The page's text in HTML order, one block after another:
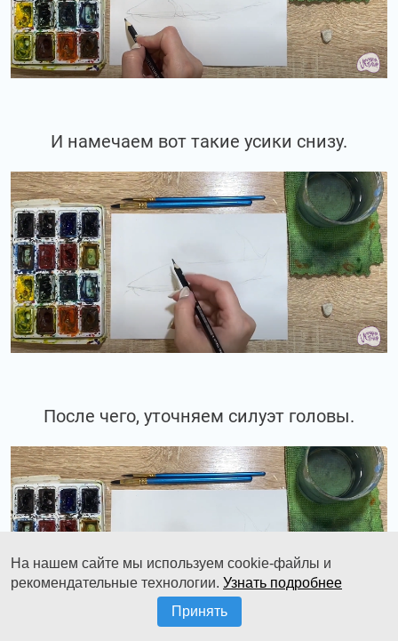
И намечаем вот такие усики снизу.
После чего, уточняем силуэт головы.
На нашем сайте мы используем cookie-файлы и
рекомендательные технологии. Узнать подробнее
Принять